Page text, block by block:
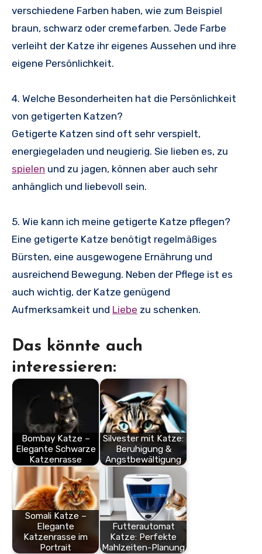
verschiedene Farben haben, wie zum Beispiel
braun, schwarz oder cremefarben. Jede Farbe
verleiht der Katze ihr eigenes Aussehen und ihre
eigene Persönlichkeit.
4. Welche Besonderheiten hat die Persönlichkeit
von getigerten Katzen?
Getigerte Katzen sind oft sehr verspielt,
energiegeladen und neugierig. Sie lieben es, zu
spielen und zu jagen, können aber auch sehr
anhänglich und liebevoll sein.
5. Wie kann ich meine getigerte Katze pflegen?
Eine getigerte Katze benötigt regelmäßiges
Bürsten, eine ausgewogene Ernährung und
ausreichend Bewegung. Neben der Pflege ist es
auch wichtig, der Katze genügend
Aufmerksamkeit und Liebe zu schenken.
Das könnte auch
interessieren:
Bombay Katze –
Elegante Schwarze
Katzenrasse
Silvester mit Katze:
Beruhigung &
Angstbewältigung
Somali Katze –
Elegante
Katzenrasse im
Portrait
Futterautomat
Katze: Perfekte
Mahlzeiten-Planung